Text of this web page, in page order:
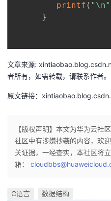
printf ( "\n"
}
文章来源:
者所有，如需转载，请联系作者。
原文链接：
【版权声明】本文为华为云社
社区中有涉嫌抄袭的内容，欢
关证据，一经查实，本社区将
箱：
C语言 数据结构